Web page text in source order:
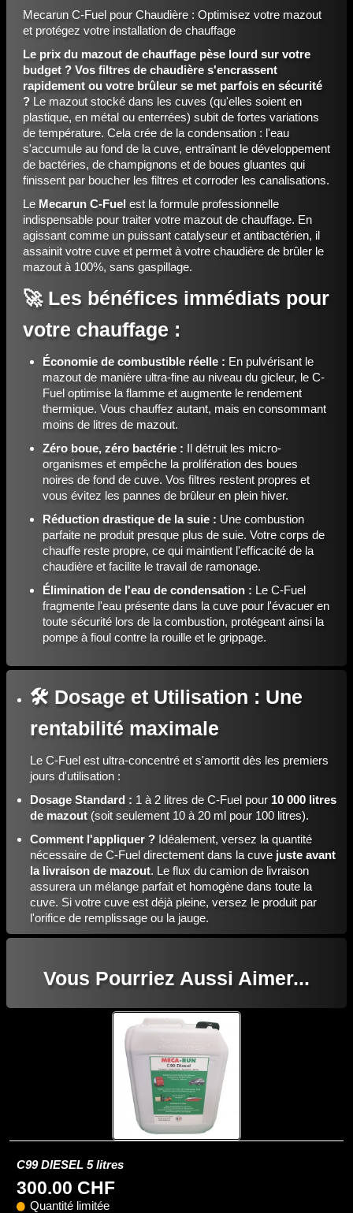
Mecarun C-Fuel pour Chaudière : Optimisez votre mazout
et protégez votre installation de chauffage
Le prix du mazout de chauffage pèse lourd sur votre
budget ? Vos filtres de chaudière s'encrassent
rapidement ou votre brûleur se met parfois en sécurité
? Le mazout stocké dans les cuves (qu'elles soient en
plastique, en métal ou enterrées) subit de fortes variations
de température. Cela crée de la condensation : l'eau
s'accumule au fond de la cuve, entraînant le développement
de bactéries, de champignons et de boues gluantes qui
finissent par boucher les filtres et corroder les canalisations.
Le Mecarun C-Fuel est la formule professionnelle
indispensable pour traiter votre mazout de chauffage. En
agissant comme un puissant catalyseur et antibactérien, il
assainit votre cuve et permet à votre chaudière de brûler le
mazout à 100%, sans gaspillage.
🚀 Les bénéfices immédiats pour
votre chauffage :
Économie de combustible réelle : En pulvérisant le
mazout de manière ultra-fine au niveau du gicleur, le C-
Fuel optimise la flamme et augmente le rendement
thermique. Vous chauffez autant, mais en consommant
moins de litres de mazout.
Zéro boue, zéro bactérie : Il détruit les micro-
organismes et empêche la prolifération des boues
noires de fond de cuve. Vos filtres restent propres et
vous évitez les pannes de brûleur en plein hiver.
Réduction drastique de la suie : Une combustion
parfaite ne produit presque plus de suie. Votre corps de
chauffe reste propre, ce qui maintient l'efficacité de la
chaudière et facilite le travail de ramonage.
Élimination de l'eau de condensation : Le C-Fuel
fragmente l'eau présente dans la cuve pour l'évacuer en
toute sécurité lors de la combustion, protégeant ainsi la
pompe à fioul contre la rouille et le grippage.
🛠️ Dosage et Utilisation : Une
rentabilité maximale
Le C-Fuel est ultra-concentré et s'amortit dès les premiers
jours d'utilisation :
Dosage Standard : 1 à 2 litres de C-Fuel pour 10 000 litres
de mazout (soit seulement 10 à 20 ml pour 100 litres).
Comment l'appliquer ? Idéalement, versez la quantité
nécessaire de C-Fuel directement dans la cuve juste avant
la livraison de mazout. Le flux du camion de livraison
assurera un mélange parfait et homogène dans toute la
cuve. Si votre cuve est déjà pleine, versez le produit par
l'orifice de remplissage ou la jauge.
Vous Pourriez Aussi Aimer...
C99 DIESEL 5 litres
300.00 CHF
Quantité limitée